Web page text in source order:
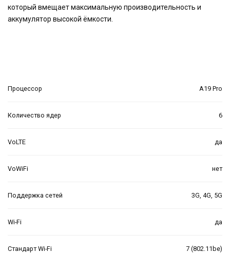
который вмещает максимальную производительность и
аккумулятор высокой ёмкости.
Процессор A19 Pro
Количество ядер 6
VoLTE да
VoWiFi нет
Поддержка сетей 3G, 4G, 5G
Wi-Fi да
Стандарт Wi-Fi 7 (802.11be)